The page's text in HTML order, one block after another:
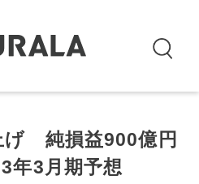
げ 純損益900億円
3月期予想